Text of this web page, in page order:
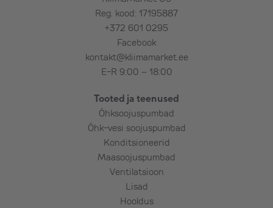
Reg. kood: 17195887
+372 601 0295
Facebook
kontakt@kliimamarket.ee
E-R 9:00 – 18:00
Tooted ja teenused
Õhksoojuspumbad
Õhk-vesi soojuspumbad
Konditsioneerid
Maasoojuspumbad
Ventilatsioon
Lisad
Hooldus